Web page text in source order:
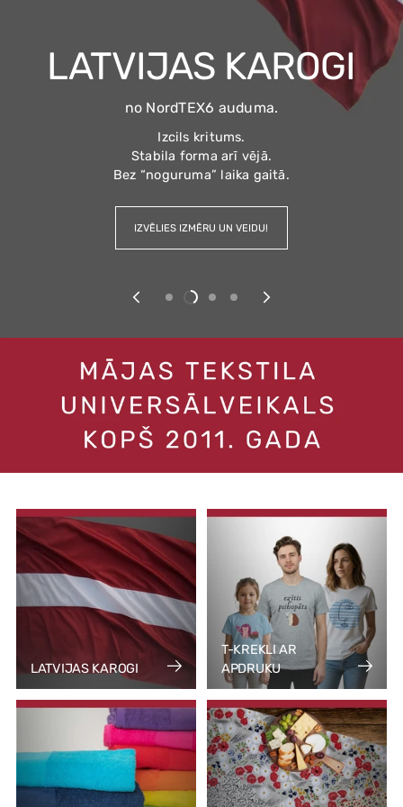
Latvijas lielākā dvieļu izvēle
LATVIJAS KAROGI
no NordTEX6 auduma.
Izcils kritums.
Stabila forma arī vējā.
Bez “noguruma” laika gaitā.
IZVĒLIES IZMĒRU UN VEIDU!
LINA MĀJA
dizainu klasika, kas nekad nepieviļ
TAGAD ĪPAŠAIS AKCIJAS PIEDĀVĀJUMS
...izvēlies rakstus, kas piešķir galdam,
virtuvei un mājai īpašu noskaņu.
IZVĒLIES TAGAD!
Latvijas lielākā dvieļu izvēle
LATVIJAS KAROGI
T-KREKLI AR
APDRUKU